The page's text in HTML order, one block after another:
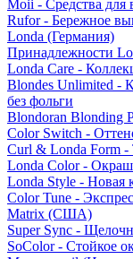
Moii - Средства для
Rufor - Бережное
Londa (Германия)
Принадлежности
Londa Care -
Blondes Unlimited -
без фольги
Blondoran Blonding
Color Switch -
Curl & Londa Form -
Londa Color -
Londa Style - Новая
Color Tune -
Matrix (США)
Super Sync -
SoColor - Стойкое